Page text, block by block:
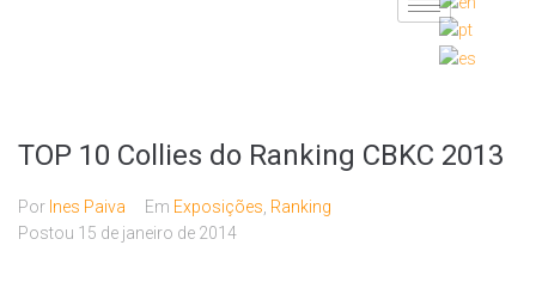
TOP 10 Collies do Ranking CBKC 2013
Por Ines Paiva Em Exposições Ranking
Postou 15 de janeiro de 2014